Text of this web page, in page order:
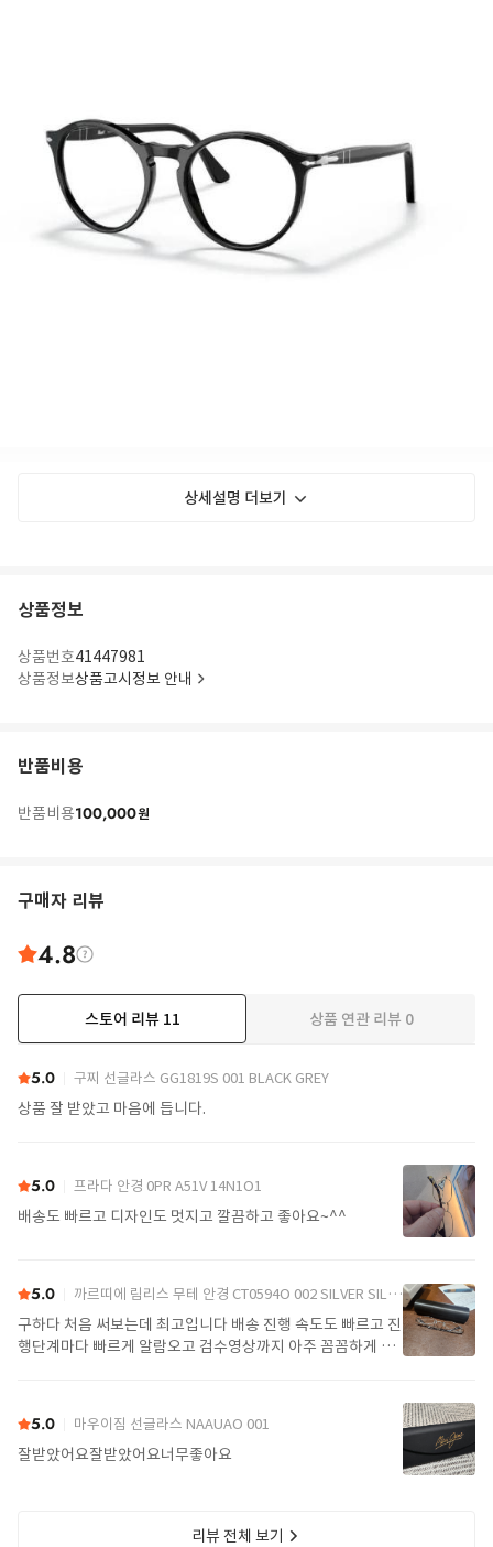
상세설명 더보기
상품정보
상품번호41447981
상품정보상품고시정보 안내
반품비용
반품비용100,000원
구매자 리뷰
4.8
스토어 리뷰 11 상품 연관 리뷰 0
5.0 구찌 선글라스 GG1819S 001 BLACK GREY
상품 잘 받았고 마음에 듭니다.
5.0 프라다 안경 0PR A51V 14N1O1
배송도 빠르고 디자인도 멋지고 깔끔하고 좋아요~^^
5.0 까르띠에 림리스 무테 안경 CT0594O 002 SILVER SILVER TRANSPARENT
구하다 처음 써보는데 최고입니다 배송 진행 속도도 빠르고 진
행단계마다 빠르게 알람오고 검수영상까지 아주 꼼꼼하게 찍
5.0 마우이짐 선글라스 NAAUAO 001
잘받았어요잘받았어요너무좋아요
리뷰 전체 보기